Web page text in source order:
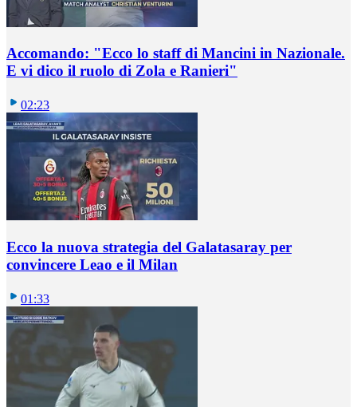
Accomando: "Ecco lo staff di Mancini in Nazionale.
E vi dico il ruolo di Zola e Ranieri"
02:23
Ecco la nuova strategia del Galatasaray per
convincere Leao e il Milan
01:33